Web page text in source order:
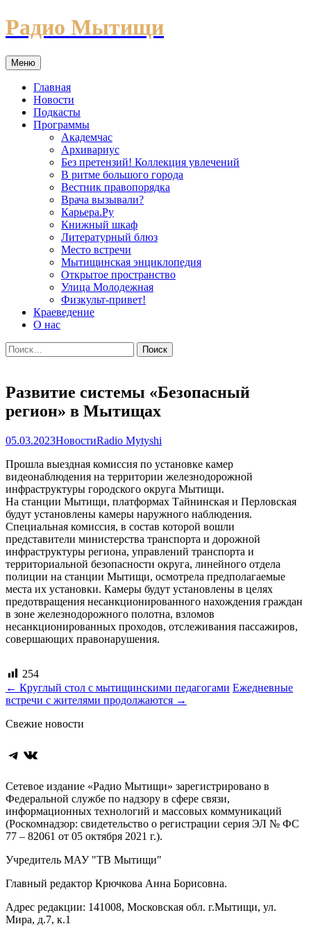
Перейти
к
Радио Мытищи
Меню
Главная
Новости
Подкасты
Программы
Академчас
Архивариус
Без претензий! Коллекция увлечений
В ритме большого города
Вестник правопорядка
Врача вызывали?
Карьера.Ру
Книжный шкаф
Литературный блюз
Место встречи
Мытищинская энциклопедия
Открытое пространство
Улица Молодежная
Физкульт-привет!
Краеведение
О нас
Найти:
Развитие системы «Безопасный
регион» в Мытищах
05.03.2023НовостиRadio Mytyshi
Прошла выездная комиссия по установке камер
видеонаблюдения на территории железнодорожной
инфраструктуры городского округа Мытищи.
На станции Мытищи, платформах Тайнинская и Перловская
будут установлены камеры наружного наблюдения.
Специальная комиссия, в состав которой вошли
представители министерства транспорта и дорожной
инфраструктуры региона, управлений транспорта и
территориальной безопасности округа, линейного отдела
полиции на станции Мытищи, осмотрела предполагаемые
места их установки. Камеры будут установлены в целях
предотвращения несанкционированного нахождения граждан
в зоне железнодорожного полотна, взломов
несанкционированных проходов, отслеживания пассажиров,
совершающих правонарушения.
254
Навигация
по
записям
← Круглый стол с мытищинскими педагогами Ежедневные
встречи с жителями продолжаются →
Свежие новости
Telegram
ВКонтакте
Сетевое издание «Радио Мытищи» зарегистрировано в
Федеральной службе по надзору в сфере связи,
информационных технологий и массовых коммуникаций
(Роскомнадзор: свидетельство о регистрации серия ЭЛ № ФС
77 – 82061 от 05 октября 2021 г.).
Учредитель МАУ "ТВ Мытищи"
Главный редактор Крючкова Анна Борисовна.
Адрес редакции: 141008, Московская обл. г.Мытищи, ул.
Мира, д.7, к.1